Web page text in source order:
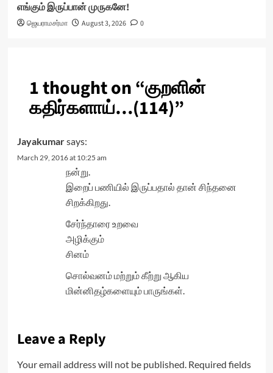
எங்கும் இருப்பான் முருகனே!
ஜெயராமசர்மா August 3, 2026 0
1 thought on “குறளின்
கதிர்களாய்…(114)”
Jayakumarsays:
March 29, 2016 at 10:25 am
நன்று.
இறைப் பணியில் இருப்பதால் தான் சிந்தனை
சிறக்கிறது.
சேர்ந்தாரை உறவை
அழிக்கும்
சினம்
சொல்வனம் மற்றும் கீற்று ஆகிய
மின்னிதழ்களையும் பாருங்கள்.
Leave a Reply
Your email address will not be published. Required fields